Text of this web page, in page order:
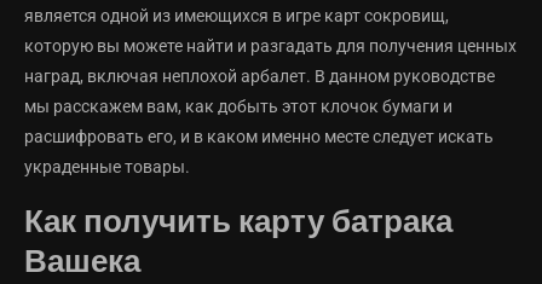
является одной из имеющихся в игре карт сокровищ,
которую вы можете найти и разгадать для получения ценных
наград, включая неплохой арбалет. В данном руководстве
мы расскажем вам, как добыть этот клочок бумаги и
расшифровать его, и в каком именно месте следует искать
украденные товары.
Как получить карту батрака
Вашека